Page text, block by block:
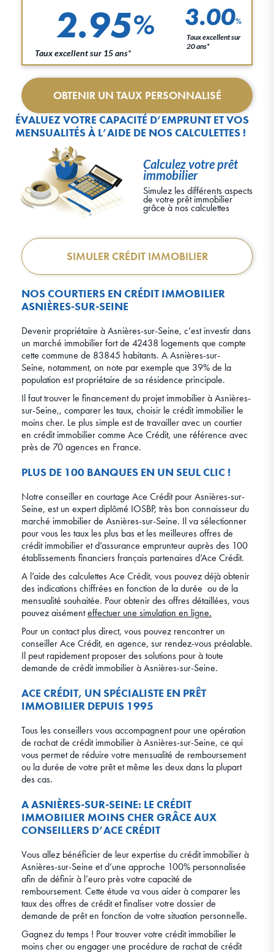
2.95%
Taux excellent sur 15 ans*
3.00%
Taux excellent sur
20 ans*
OBTENIR UN TAUX PERSONNALISÉ
ÉVALUEZ VOTRE CAPACITÉ D’EMPRUNT ET VOS
MENSUALITÉS À L’AIDE DE NOS CALCULETTES !
Calculez votre prêt
immobilier
Simulez les différents aspects
de votre prêt immobilier
grâce à nos calculettes
SIMULER CRÉDIT IMMOBILIER
NOS COURTIERS EN CRÉDIT IMMOBILIER
ASNIÈRES-SUR-SEINE
Devenir propriétaire à Asnières-sur-Seine, c’est investir dans
un marché immobilier fort de 42438 logements que compte
cette commune de 83845 habitants. A Asnières-sur-
Seine, notamment, on note par exemple que 39% de la
population est propriétaire de sa résidence principale.
Il faut trouver le financement du projet immobilier à Asnières-
sur-Seine,, comparer les taux, choisir le crédit immobilier le
moins cher. Le plus simple est de travailler avec un courtier
en crédit immobilier comme Ace Crédit, une référence avec
près de 70 agences en France.
PLUS DE 100 BANQUES EN UN SEUL CLIC !
Notre conseiller en courtage Ace Crédit pour Asnières-sur-
Seine, est un expert diplômé IOSBP, très bon connaisseur du
marché immobilier de Asnières-sur-Seine. Il va sélectionner
pour vous les taux les plus bas et les meilleures offres de
crédit immobilier et d’assurance emprunteur auprès des 100
établissements financiers français partenaires d’Ace Crédit.
A l’aide des calculettes Ace Crédit, vous pouvez déjà obtenir
des indications chiffrées en fonction de la durée ou de la
mensualité souhaitée. Pour obtenir des offres détaillées, vous
pouvez aisémenteffectuer une simulation en ligne.
Pour un contact plus direct, vous pouvez rencontrer un
conseiller Ace Crédit, en agence, sur rendez-vous préalable.
Il peut rapidement proposer des solutions pour à toute
demande de crédit immobilier à Asnières-sur-Seine.
ACE CRÉDIT, UN SPÉCIALISTE EN PRÊT
IMMOBILIER DEPUIS 1995
Tous les conseillers vous accompagnent pour une opération
de rachat de crédit immobilier à Asnières-sur-Seine, ce qui
vous permet de réduire votre mensualité de remboursement
ou la durée de votre prêt et même les deux dans la plupart
des cas.
A ASNIÈRES-SUR-SEINE: LE CRÉDIT
IMMOBILIER MOINS CHER GRÂCE AUX
CONSEILLERS D’ACE CRÉDIT
Vous allez bénéficier de leur expertise du crédit immobilier à
Asnières-sur-Seine et d’une approche 100% personnalisée
afin de définir à l’euro près votre capacité de
remboursement. Cette étude va vous aider à comparer les
taux des offres de crédit et finaliser votre dossier de
demande de prêt en fonction de votre situation personnelle.
Gagnez du temps ! Pour trouver votre crédit immobilier le
moins cher ou engager une procédure de rachat de crédit